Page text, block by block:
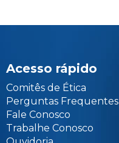
Acesso rápido
Comitês de Ética
Perguntas Frequentes
Fale Conosco
Trabalhe Conosco